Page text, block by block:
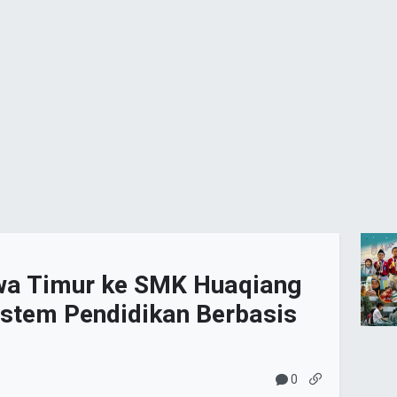
Timur ke SMK Huaqiang
Pendidikan Berbasis
0